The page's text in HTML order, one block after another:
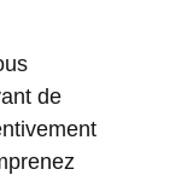
de